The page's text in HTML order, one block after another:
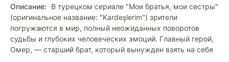
Описание:
В турецком сериале "Мои братья, мои сестры"
(оригинальное название: "Kardeşlerim") зрители
погружаются в мир, полный неожиданных поворотов
судьбы и глубоких человеческих эмоций. Главный герой,
Омер, — старший брат, который вынужден взять на себя